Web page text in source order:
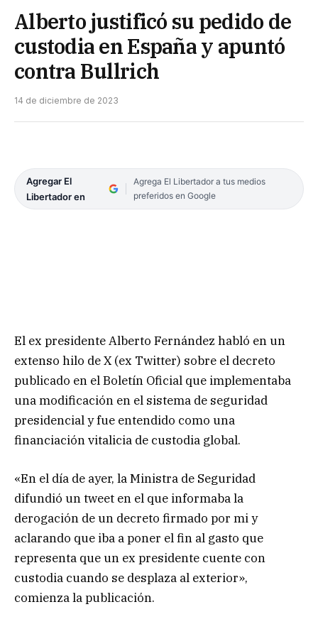
Alberto justificó su pedido de
custodia en España y apuntó
contra Bullrich
14 de diciembre de 2023
Agregar El
Libertador en
Agrega El Libertador a tus medios
preferidos en Google
El ex presidente Alberto Fernández habló en un
extenso hilo de X (ex Twitter) sobre el decreto
publicado en elBoletín Oficial que implementaba
una modificación en el sistema de seguridad
presidencial y fue entendido como una
financiación vitalicia de custodia global.
«En el día de ayer, la Ministra de Seguridad
difundió un tweet en el que informaba la
derogación de un decreto firmado por mi y
aclarando que iba a poner el fin al gasto que
representa que un ex presidente cuente con
custodia cuando se desplaza al exterior»,
comienza la publicación.